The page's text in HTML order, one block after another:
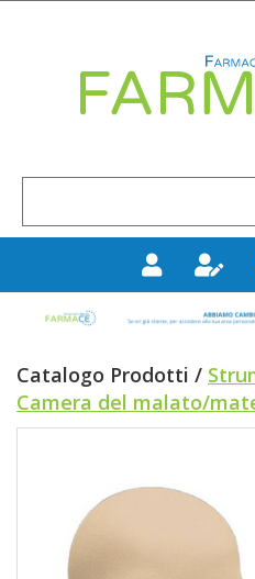
Catalogo Prodotti /
Camera del malato/